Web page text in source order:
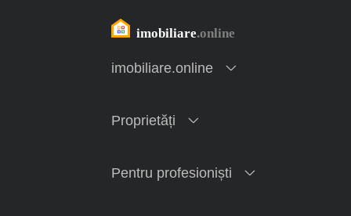
imobiliare.online
Proprietăți
Pentru profesioniști